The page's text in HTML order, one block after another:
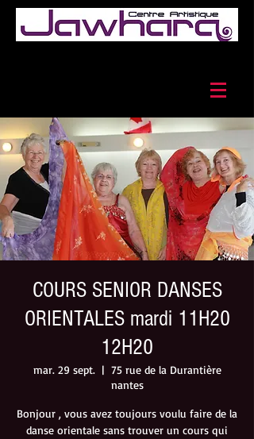
COURS SENIOR DANSES
ORIENTALES mardi 11H20
12H20
mar. 29 sept.
  |
75 rue de la Durantière
nantes
Bonjour , vous avez toujours voulu faire de la
danse orientale sans trouver un cours qui